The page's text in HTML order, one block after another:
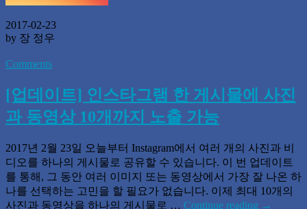
2017-02-23
by 장 정우
Comments
[업데이트] 인스타그램 한 게시물에 사진
과 동영상 10개까지 노출 가능
2017년 2월 23일 오늘부터 Instagram에서 여러 개의 사진과 비
디오를 하나의 게시물로 공유할 수 있습니다. 이 번 업데이트
를 통해, 그 동안 여러 이미지 또는 동영상에서 가장 잘 나온 하
나를 선택하는 고민을 할 필요가 없습니다. 이제 최대 10개의
사진과 동영상을 하나의 게시물로 … Continue reading →